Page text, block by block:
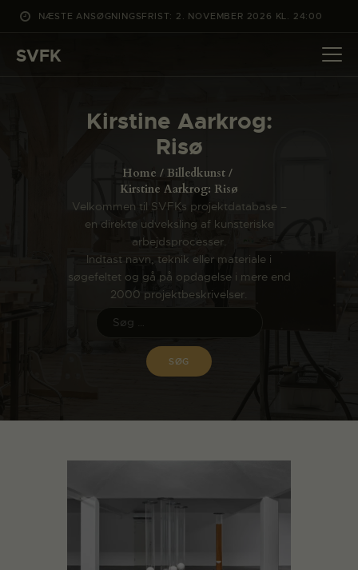
NÆSTE ANSØGNINGSFRIST: 2. NOVEMBER 2026 KL. 24:00
SVFK
Kirstine Aarkrog:
Risø
Home
Billedkunst
Kirstine Aarkrog: Risø
Velkommen til SVFKs projektdatabase –
en direkte udveksling af kunsteriske
arbejdsprocesser.
Indtast navn, teknik eller materiale i
søgefeltet og gå på opdagelse i mere end
2000 projektbeskrivelser.
DET SKER
PROJEKTER
ANSØG
OM SVFK
ENGLISH